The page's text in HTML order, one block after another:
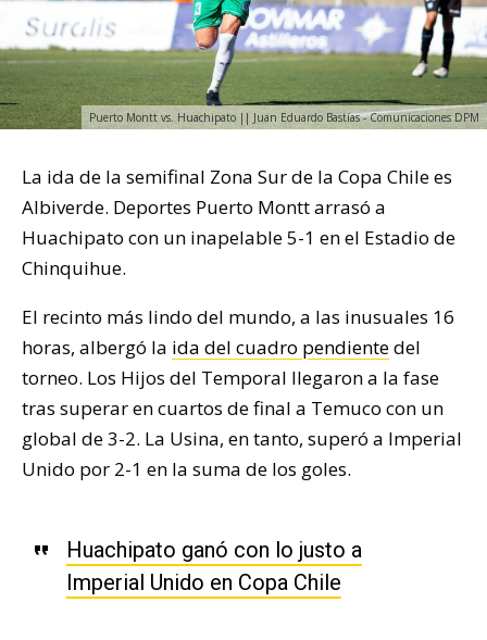
Puerto Montt vs. Huachipato || Juan Eduardo Bastías - Comunicaciones DPM
La ida de la semifinal Zona Sur de la Copa Chile es
Albiverde. Deportes Puerto Montt arrasó a
Huachipato con un inapelable 5-1 en el Estadio de
Chinquihue.
El recinto más lindo del mundo, a las inusuales 16
horas, albergó la ida del cuadro pendientedel
torneo. Los Hijos del Temporal llegaron a la fase
tras superar en cuartos de final a Temuco con un
global de 3-2. La Usina, en tanto, superó a Imperial
Unido por 2-1 en la suma de los goles.
Huachipato ganó con lo justo a
Imperial Unido en Copa Chile